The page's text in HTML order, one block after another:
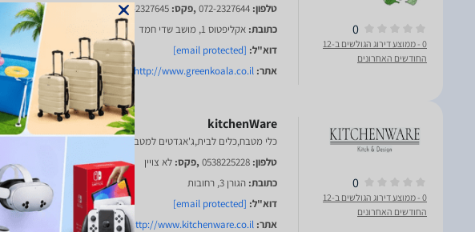
0
0
- ממוצע דירוג הגולשים ב-12
החודשים האחרונים
טלפון: 072-2327644,פקס: 072-2327645
כתובת: אקליפטוס 1, מושב שדי חמד
דוא"ל: [email protected]
אתר: http://www.greenkoala.co.il/
0
0
- ממוצע דירוג הגולשים ב-12
החודשים האחרונים
kitchenWare
כלי מטבח,כלים לבית,ג'אגדטים למטבח. רחובות
טלפון: 0538225228,פקס: לא צויין
כתובת: הגורן 3, רחובות
דוא"ל: [email protected]
אתר: http://www.kitchenware.co.il/